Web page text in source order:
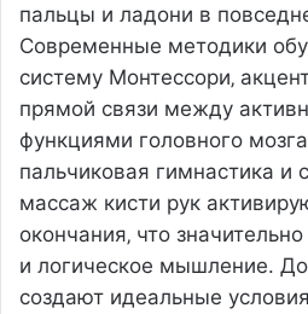
пальцы и ладони в
Современные методики
систему Монтессори‚
прямой связи между
функциями головного
пальчиковая гимнастика и
массаж кисти рук
окончания‚ что
и логическое мышление.
создают идеальные